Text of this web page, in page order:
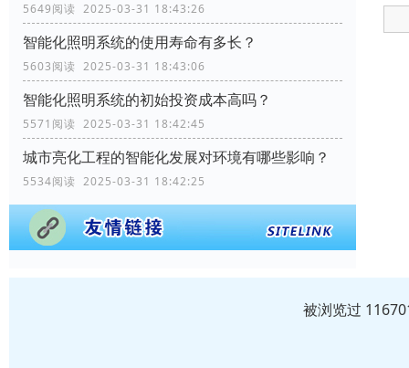
5649阅读 2025-03-31 18:43:26
智能化照明系统的使用寿命有多长？
5603阅读 2025-03-31 18:43:06
智能化照明系统的初始投资成本高吗？
5571阅读 2025-03-31 18:42:45
城市亮化工程的智能化发展对环境有哪些影响？
5534阅读 2025-03-31 18:42:25
被浏览过